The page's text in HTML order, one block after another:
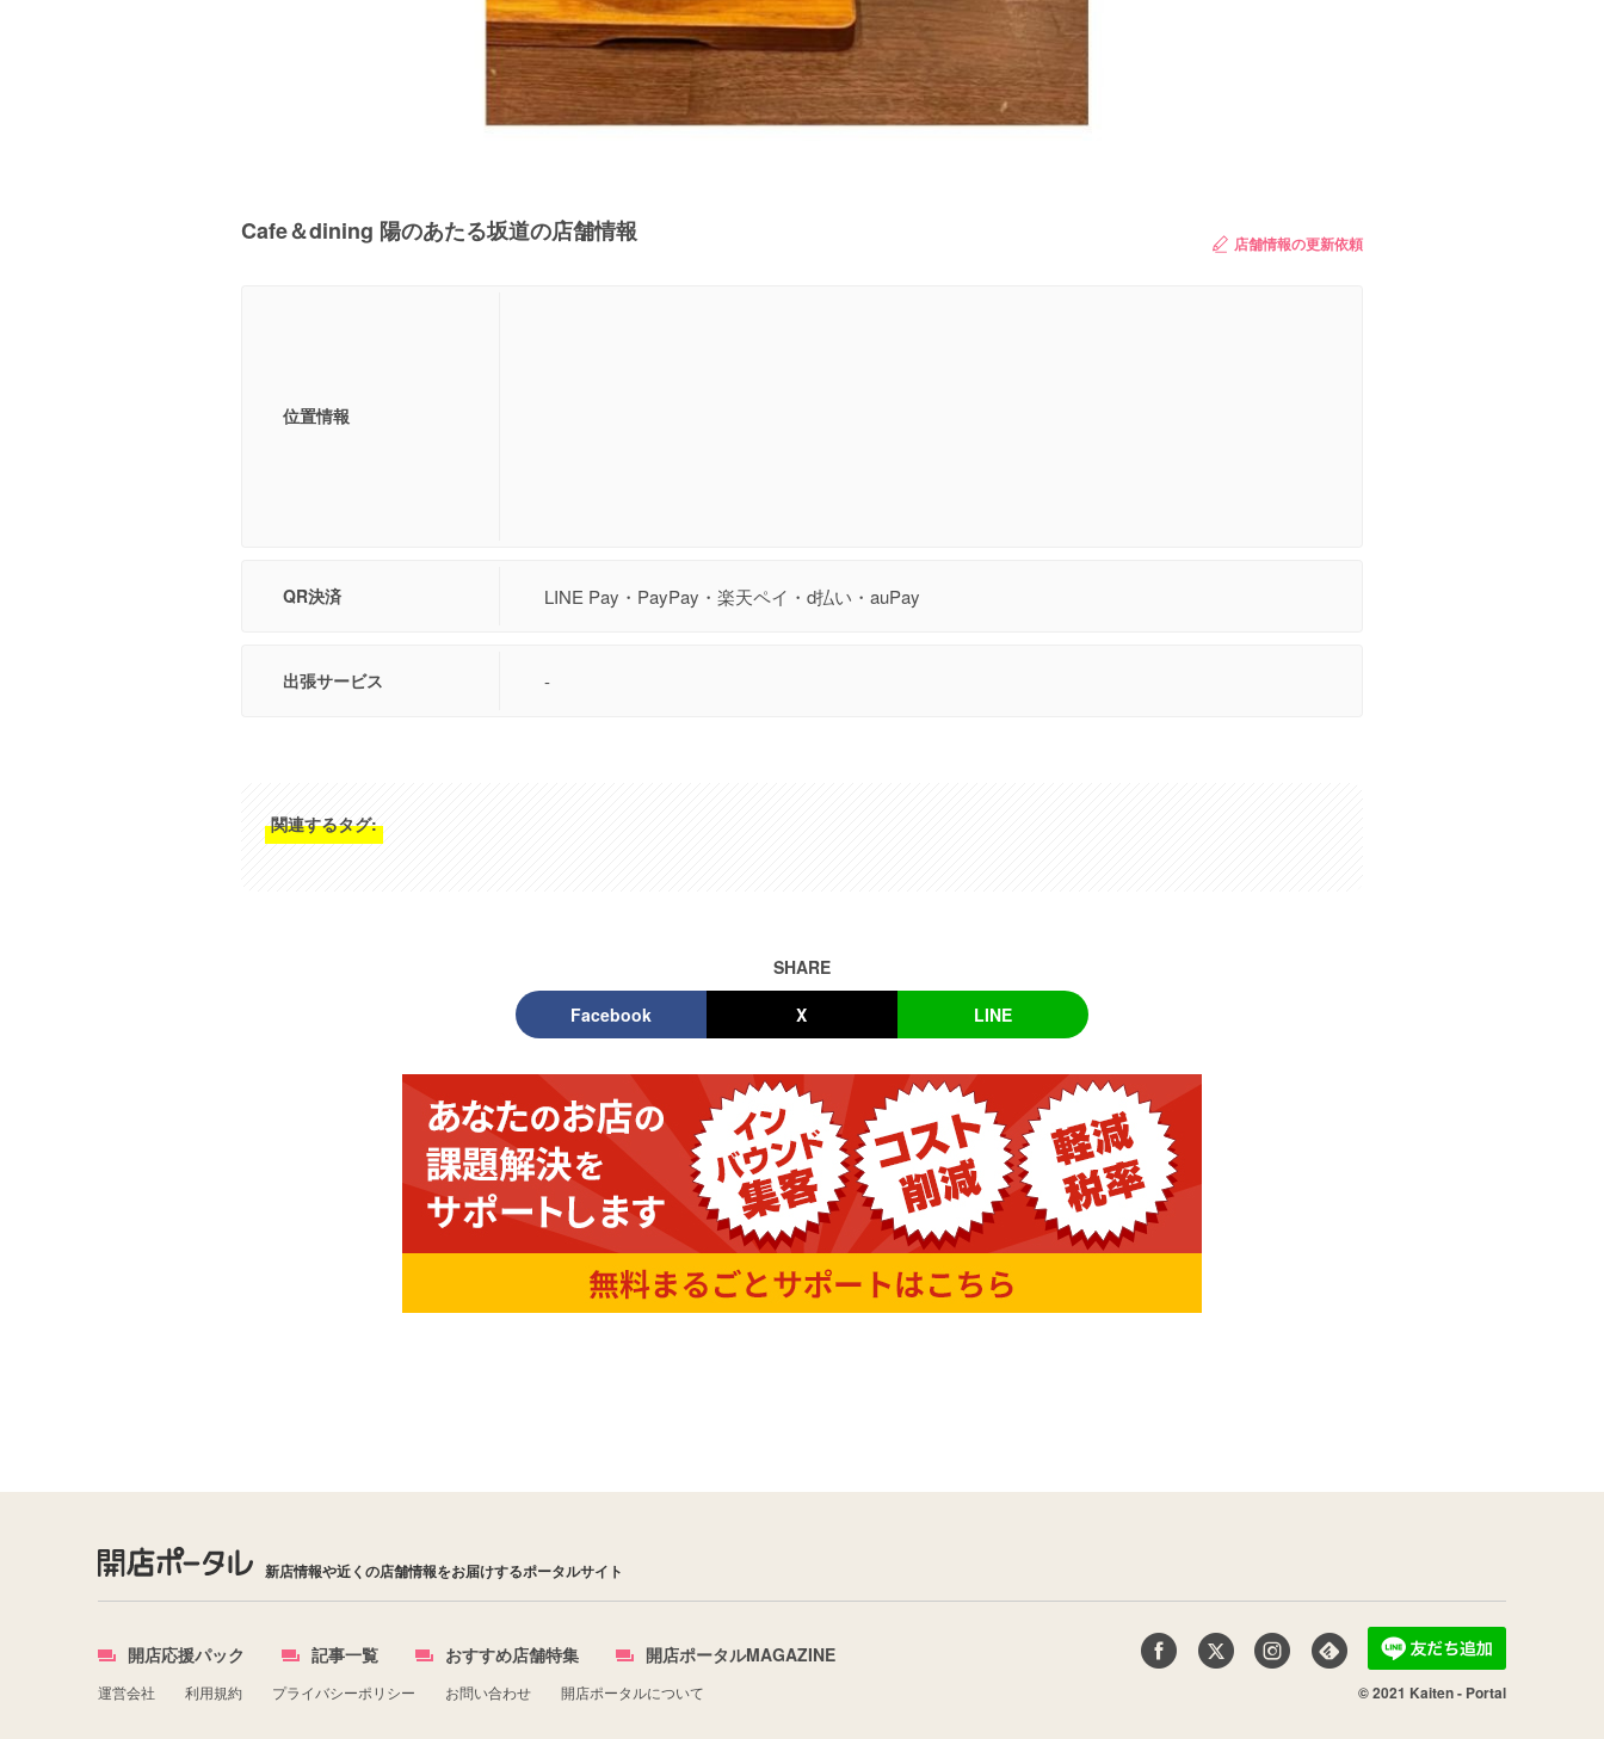
Cafe＆dining 陽のあたる坂道の店舗情報 店舗情報の更新依頼
位置情報
QR決済 LINE Pay・PayPay・楽天ペイ・d払い・auPay
出張サービス -
関連するタグ:
SHARE
Facebook X LINE
新店情報や近くの店舗情報をお届けするポータルサイト
開店応援パック 記事一覧 おすすめ店舗特集 開店ポータルMAGAZINE
運営会社 利用規約 プライバシーポリシー お問い合わせ 開店ポータルについて © 2021 Kaiten - Portal